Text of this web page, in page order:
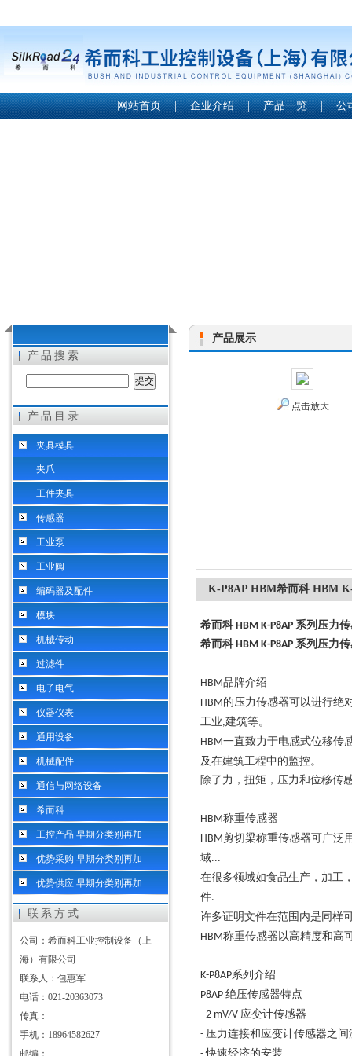
希而科工业控制设备（上海）有限公司
网站首页 | 企业介绍 | 产品一览 | 公
产品搜索
产品目录
夹具模具
夹爪
工件夹具
传感器
工业泵
工业阀
编码器及配件
模块
机械传动
过滤件
电子电气
仪器仪表
通用设备
机械配件
通信与网络设备
希而科
工控产品 早期分类别再加
优势采购 早期分类别再加
优势供应 早期分类别再加
联系方式
公司：希而科工业控制设备（上
海）有限公司
联系人：包惠军
电话：021-20363073
传真：
手机：18964582627
邮编：
产品展示
点击放大
K-P8AP HBM希而科 HBM
希而科 HBM K-P8AP 系列压力
希而科 HBM K-P8AP 系列压力
HBM品牌介绍
HBM的压力传感器可以进行绝
工业,建筑等。
HBM一直致力于电感式位移传
及在建筑工程中的监控。
除了力，扭矩，压力和位移传
HBM称重传感器
HBM剪切梁称重传感器可广泛
域...
在很多领域如食品生产，加工
件.
许多证明文件在范围内是同样
HBM称重传感器以高精度和高
K-P8AP系列介绍
P8AP 绝压传感器特点
- 2 mV/V 应变计传感器
- 压力连接和应变计传感器之
快速经济的安装